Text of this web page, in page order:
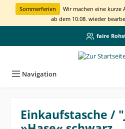
springen
Sommerferien
Wir machen eine kurze
ab dem 10.08. wieder
faire
Navigation
Einkaufstasche /